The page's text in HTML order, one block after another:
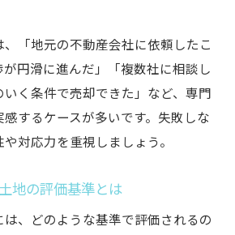
「地元の不動産会社に依頼したこ
が円滑に進んだ」「複数社に相談し
く条件で売却できた」など、専門
するケースが多いです。失敗しな
対応力を重視しましょう。
地の評価基準とは
、どのような基準で評価されるの